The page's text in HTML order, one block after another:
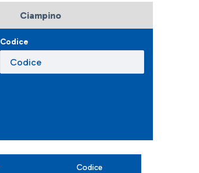
Ciampino
Codice
Codice